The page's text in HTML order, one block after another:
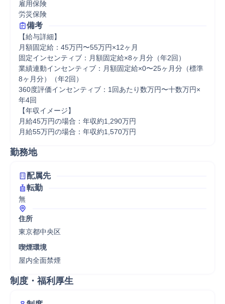
雇用保険
労災保険
備考
【給与詳細】
月額固定給：45万円〜55万円×12ヶ月
固定インセンティブ：月額固定給×8ヶ月分（年2回）
業績連動インセンティブ：月額固定給×0〜25ヶ月分（標準
8ヶ月分）（年2回）
360度評価インセンティブ：1回あたり数万円〜十数万円×
年4回
【年収イメージ】
月給45万円の場合：年収約1,290万円
月給55万円の場合：年収約1,570万円
勤務地
配属先
転勤
無
住所
東京都中央区
喫煙環境
屋内全面禁煙
制度・福利厚生